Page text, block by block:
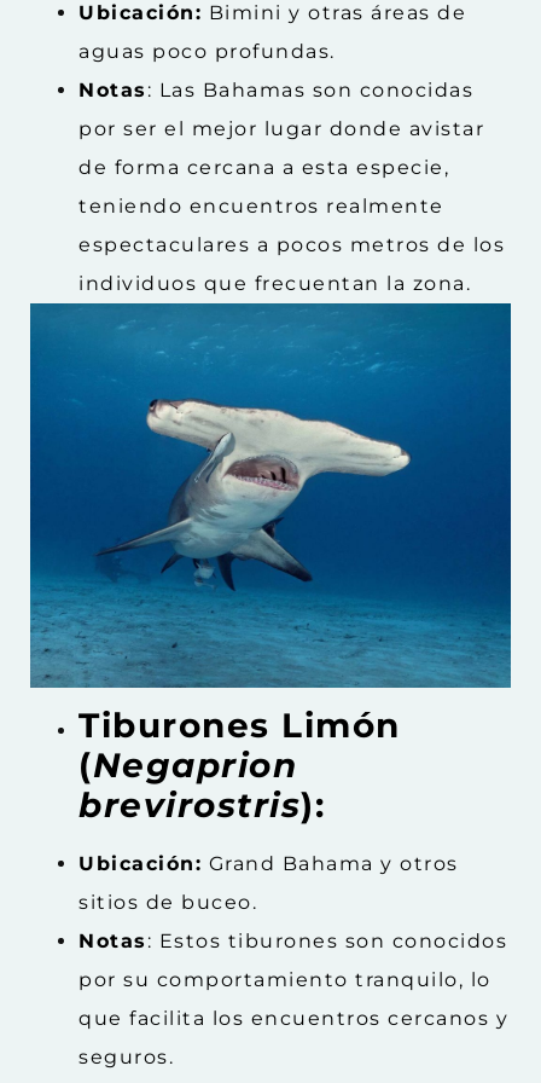
Ubicación: Bimini y otras áreas de
aguas poco profundas.
Notas : Las Bahamas son conocidas
por ser el mejor lugar donde avistar
de forma cercana a esta especie,
teniendo encuentros realmente
espectaculares a pocos metros de los
individuos que frecuentan la zona.
Tiburones Limón
(Negaprion
brevirostris):
Ubicación: Grand Bahama y otros
sitios de buceo.
Notas : Estos tiburones son conocidos
por su comportamiento tranquilo, lo
que facilita los encuentros cercanos y
seguros.